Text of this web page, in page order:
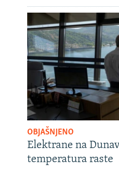
OBJAŠNJENO
Elektrane na
temperatura raste